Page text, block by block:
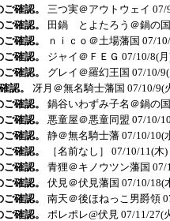
確認。
三つ実＠アウトウェイ 07/
確認。
田鍋 とよたろう＠鍋の国
確認。
ｎｉｃｏ＠土場藩国 07/
確認。
ジャイ＠ＦＥＧ 07/10/8(
確認。
グレイ＠羅幻王国 07/10/
認。
冴月＠無名騎士藩国 07/10/9(
確認。
鍋谷いわずみ子名＠鍋の国
確認。
悪童屋＠悪童同盟 07/10/
確認。
静＠無名騎士藩 07/10/10(
確認。
［名前なし］
07/10/11(木)
確認。
青狸＠キノウツン藩国 07/
確認。
伏見＠伏見藩国 07/10/18(
確認。
南天＠後ほねっこ男爵領
確認。
ポレポレ@伏見 07/11/27(